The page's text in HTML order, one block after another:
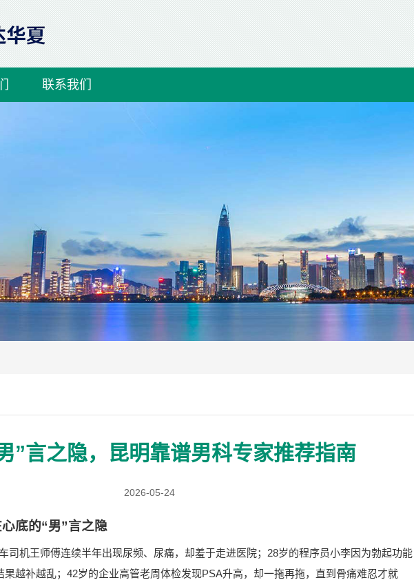
联系我们
”言之隐，昆明靠谱男科专家推荐指南
2026-05-24
底的“男”言之隐
司机王师傅连续半年出现尿频、尿痛，却羞于走进医院；28岁的程序员小李因为勃起功能
果越补越乱；42岁的企业高管老周体检发现PSA升高，却一拖再拖，直到骨痛难忍才就